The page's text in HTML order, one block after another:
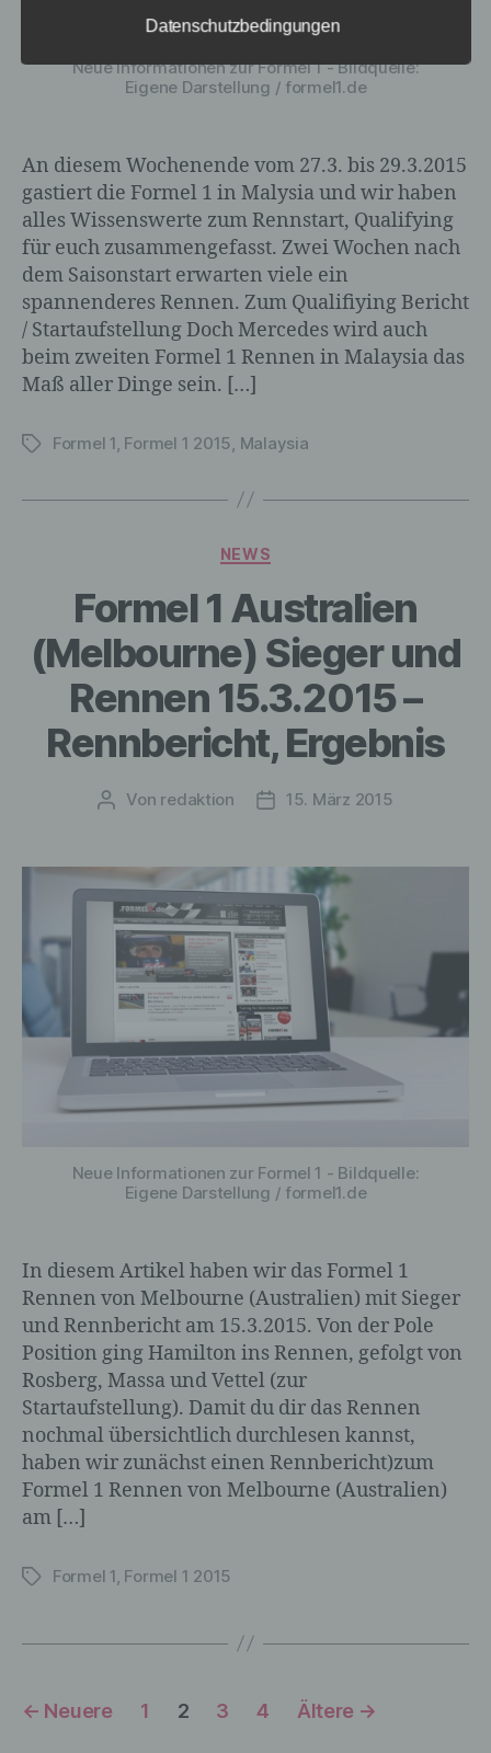
Neue Informationen zur Formel 1 - Bildquelle:
Eigene Darstellung / formel1.de
An diesem Wochenende vom 27.3. bis 29.3.2015
gastiert die Formel 1 in Malysia und wir haben
alles Wissenswerte zum Rennstart, Qualifying
für euch zusammengefasst. Zwei Wochen nach
dem Saisonstart erwarten viele ein
spannenderes Rennen. Zum Qualifiying Bericht
/ Startaufstellung Doch Mercedes wird auch
beim zweiten Formel 1 Rennen in Malaysia das
Maß aller Dinge sein. […]
Schlagwörter
Formel 1 Formel 1 2015 Malaysia
Kategorien
NEWS
Formel 1 Australien
(Melbourne) Sieger und
Rennen 15.3.2015 –
Rennbericht, Ergebnis
Beitragsautor
Von redaktion Veröffentlichungsdatum
15. März 2015
Neue Informationen zur Formel 1 - Bildquelle:
Eigene Darstellung / formel1.de
In diesem Artikel haben wir das Formel 1
Rennen von Melbourne (Australien) mit Sieger
und Rennbericht am 15.3.2015. Von der Pole
Position ging Hamilton ins Rennen, gefolgt von
Rosberg, Massa und Vettel (zur
Startaufstellung). Damit du dir das Rennen
nochmal übersichtlich durchlesen kannst,
haben wir zunächst einen Rennbericht)zum
Formel 1 Rennen von Melbourne (Australien)
am […]
Schlagwörter
Formel 1 Formel 1 2015
Seitennummerierung
← Neuere 1 2 3 4 Ältere →
c) Verarbeitung
Vorgang oder jede solche Vorgangsreihe
im Zusammenhang mit
personenbezogenen Daten wie das
Erheben, das Erfassen, die Organisation,
das Ordnen, die Speicherung, die
Anpassung oder Veränderung, das
Auslesen, das Abfragen, die Verwendung,
die Offenlegung durch Übermittlung,
Verbreitung oder eine andere Form der
Bereitstellung, den Abgleich oder die
Verknüpfung, die Einschränkung, das
d) Einschränkung der Verarbeitung
Einschränkung der Verarbeitung ist die
Markierung gespeicherter
personenbezogener Daten mit dem Ziel,
ihre künftige Verarbeitung einzuschränken.
Verarbeitung personenbezogener Daten,
werden, um bestimmte persönliche
Aspekte, die sich auf eine natürliche
Person beziehen, zu bewerten,
insbesondere, um Aspekte bezüglich
Arbeitsleistung, wirtschaftlicher Lage,
Gesundheit, persönlicher Vorlieben,
Interessen, Zuverlässigkeit, Verhalten,
Aufenthaltsort oder Ortswechsel dieser
natürlichen Person zu analysieren oder
vorherzusagen.
f) Pseudonymisierung
auf welche die personenbezogenen Daten
ohne Hinzuziehung zusätzlicher
Informationen nicht mehr einer
spezifischen betroffenen Person
zugeordnet werden können, sofern diese
zusätzlichen Informationen gesondert
aufbewahrt werden und technischen und
organisatorischen Maßnahmen
unterliegen, die gewährleisten, dass die
personenbezogenen Daten nicht einer
identifizierten oder identifizierbaren
natürlichen Person zugewiesen werden.
Verantwortlicher ist die natürliche oder
Datenschutzbedingungen